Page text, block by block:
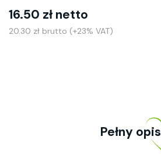
16.50 zł netto
20.30 zł brutto (+23% VAT)
Pełny opis